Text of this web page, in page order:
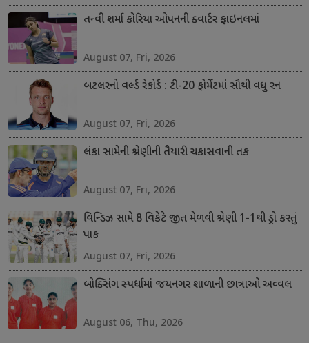
તન્વી શર્મા કોરિયા ઓપનની ક્વાર્ટર ફાઇનલમાં
August 07, Fri, 2026
બટલરનો વર્લ્ડ રેકોર્ડ : ટી-20 ફોર્મેટમાં સૌથી વધુ રન
August 07, Fri, 2026
લંકા સામેની શ્રેણીની તૈયારી ચકાસવાની તક
August 07, Fri, 2026
વિન્ડિઝ સામે 8 વિકેટે જીત મેળવી શ્રેણી 1-1થી ડ્રો કરતું
પાક
August 07, Fri, 2026
બોક્સિંગ સ્પર્ધામાં જયનગર શાળાની છાત્રાઓ અવ્વલ
August 06, Thu, 2026